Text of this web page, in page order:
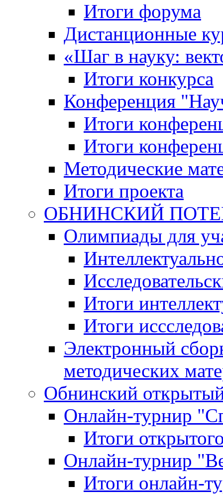
Итоги форума
Дистанционные
«Шаг в науку:
Итоги конкурса
Конференция
Итоги
Итоги
Методические
Итоги проекта
ОБНИНСКИЙ
Олимпиады для
Итоги
Итоги
Электронный
методических
Обнинский
Онлайн-турнир
Итоги
Онлайн-турнир
Итоги онлайн-